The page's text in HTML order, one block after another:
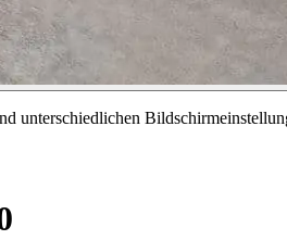
unterschiedlichen